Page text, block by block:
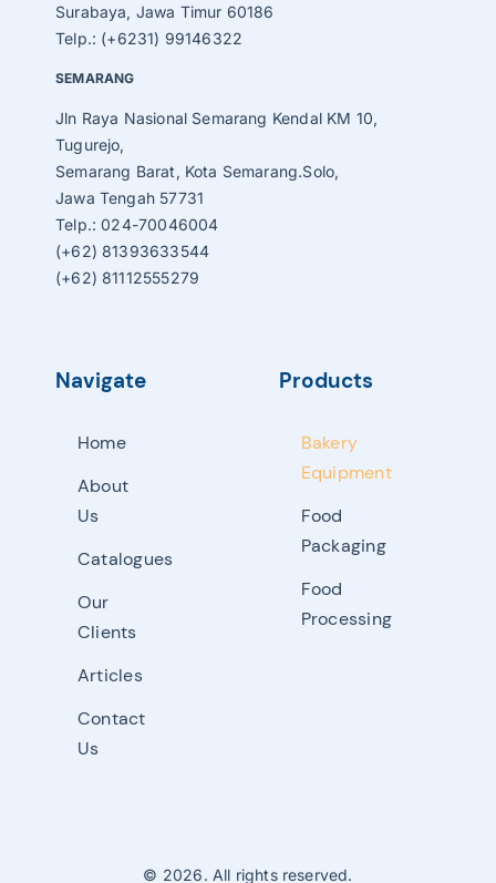
Navigate
Home
About
Us
Catalogues
Our
Clients
Articles
Contact
Us
Products
Bakery
Equipment
Food
Packaging
Food
Processing
Surabaya, Jawa Timur 60186
Telp.: (+6231) 99146322
SEMARANG
Jln Raya Nasional Semarang Kendal KM 10,
Tugurejo,
Semarang Barat, Kota Semarang.Solo,
Jawa Tengah 57731
Telp.: 024-70046004
(+62) 81393633544
(+62) 81112555279
© 2026. All rights reserved.